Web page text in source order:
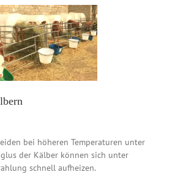
bei höheren Temperaturen unter
der Kälber können sich unter
schnell aufheizen.